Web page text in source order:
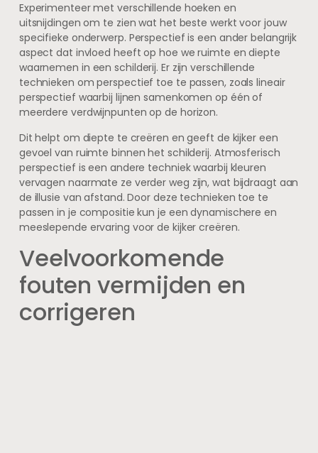
Experimenteer met verschillende hoeken en
uitsnijdingen om te zien wat het beste werkt voor jouw
specifieke onderwerp. Perspectief is een ander belangrijk
aspect dat invloed heeft op hoe we ruimte en diepte
waarnemen in een schilderij. Er zijn verschillende
technieken om perspectief toe te passen, zoals lineair
perspectief waarbij lijnen samenkomen op één of
meerdere verdwijnpunten op de horizon.
Dit helpt om diepte te creëren en geeft de kijker een
gevoel van ruimte binnen het schilderij. Atmosferisch
perspectief is een andere techniek waarbij kleuren
vervagen naarmate ze verder weg zijn, wat bijdraagt aan
de illusie van afstand. Door deze technieken toe te
passen in je compositie kun je een dynamischere en
meeslepende ervaring voor de kijker creëren.
Veelvoorkomende
fouten vermijden en
corrigeren